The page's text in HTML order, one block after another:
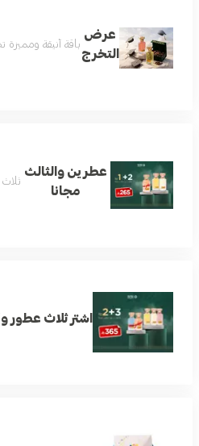
عرض
التخرج
باقة أنيقة
عطرين والثالث
مجانا
اشتر ثلاث عطور